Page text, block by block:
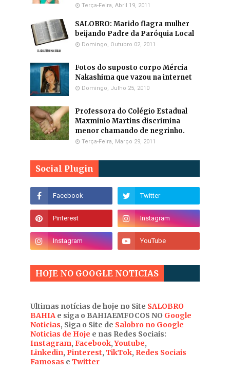
Terça-Feira, Abril 19, 2011
SALOBRO: Marido flagra mulher
beijando Padre da Paróquia Local
Domingo, Outubro 02, 2011
Fotos do suposto corpo Mércia
Nakashima que vazou na internet
Domingo, Julho 25, 2010
Professora do Colégio Estadual
Maxminio Martins discrimina
menor chamando de negrinho.
Terça-Feira, Março 29, 2011
Social Plugin
HOJE NO GOOGLE NOTICIAS
Ultimas notícias de hoje no Site SALOBRO
BAHIA e siga o BAHIAEMFOCOS NO Google
Noticias, Siga o Site de Salobro no Google
Noticias de Hoje e nas Redes Sociais:
Instagram, Facebook,Youtube,
Linkedin, Pinterest, TikTok, Redes Sociais
Famosas e Twitter